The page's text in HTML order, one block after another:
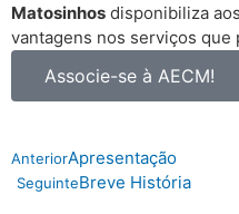
Matosinhos disponibiliza
vantagens nos serviços que
Associe-se à AECM!
AnteriorApresentação
SeguinteBreve História